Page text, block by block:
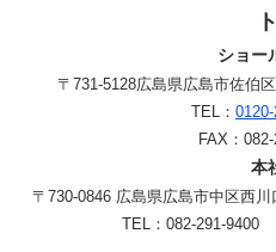
ト
ショー
〒731-5128広島県広島市佐伯
TEL：
FAX：
本
〒730-0846 広島県広島市中区西
TEL：082-291-9400